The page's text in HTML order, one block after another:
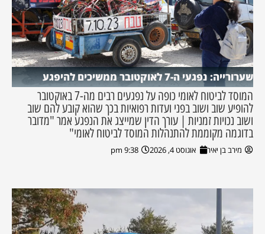
שערורייה: נפגעי ה-7 לאוקטובר ממשיכים להיפגע
המוסד לביטוח לאומי כופה על נפגעים רבים מה-7 באוקטובר
להופיע שוב ושוב בפני ועדות רפואיות בכך שהוא קובע להם שוב
ושוב נכויות זמניות | עורך הדין שמייצג את הנפגע אמר "מדובר
בדוגמה מקוממת להתנהלות המוסד לביטוח לאומי"
מירב בן יאיר אוגוסט 4, 2026 9:38 pm